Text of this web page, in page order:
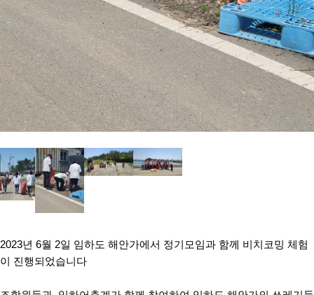
2023년 6월 2일 임하도 해안가에서 정기모임과 함께 비치코밍 체험
이 진행되었습니다
조합원들과, 임하어촌계가 함께 참여하여 임하도 해안가의 쓰레기들